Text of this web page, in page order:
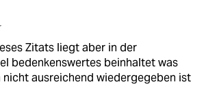
Zitats liegt aber in der
bedenkenswertes beinhaltet was
ausreichend wiedergegeben ist